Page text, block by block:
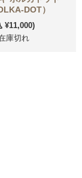
DOT）
¥11,000)
庫切れ